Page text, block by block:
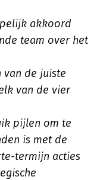
akkoord
team over het
de juiste
van de vier
pijlen om te
is met de
termijn acties